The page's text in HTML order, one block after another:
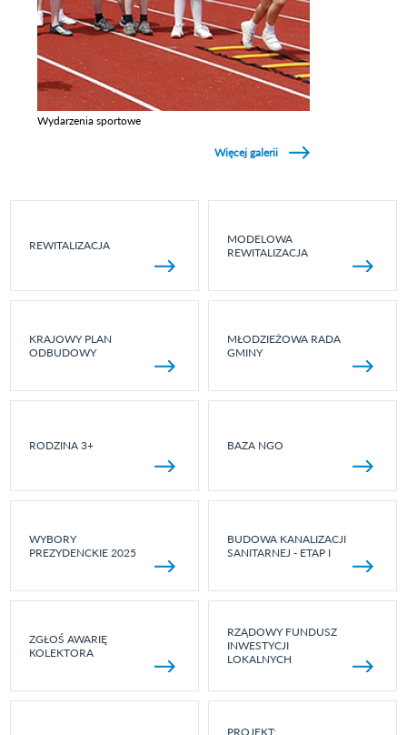
Wydarzenia sportowe
Więcej galerii
REWITALIZACJA
MODELOWA
REWITALIZACJA
KRAJOWY PLAN
ODBUDOWY
MŁODZIEŻOWA RADA
GMINY
RODZINA 3+ BAZA NGO
WYBORY
PREZYDENCKIE 2025
BUDOWA KANALIZACJI
SANITARNEJ - ETAP I
ZGŁOŚ AWARIĘ
KOLEKTORA
RZĄDOWY FUNDUSZ
INWESTYCJI
LOKALNYCH
PROJEKT: